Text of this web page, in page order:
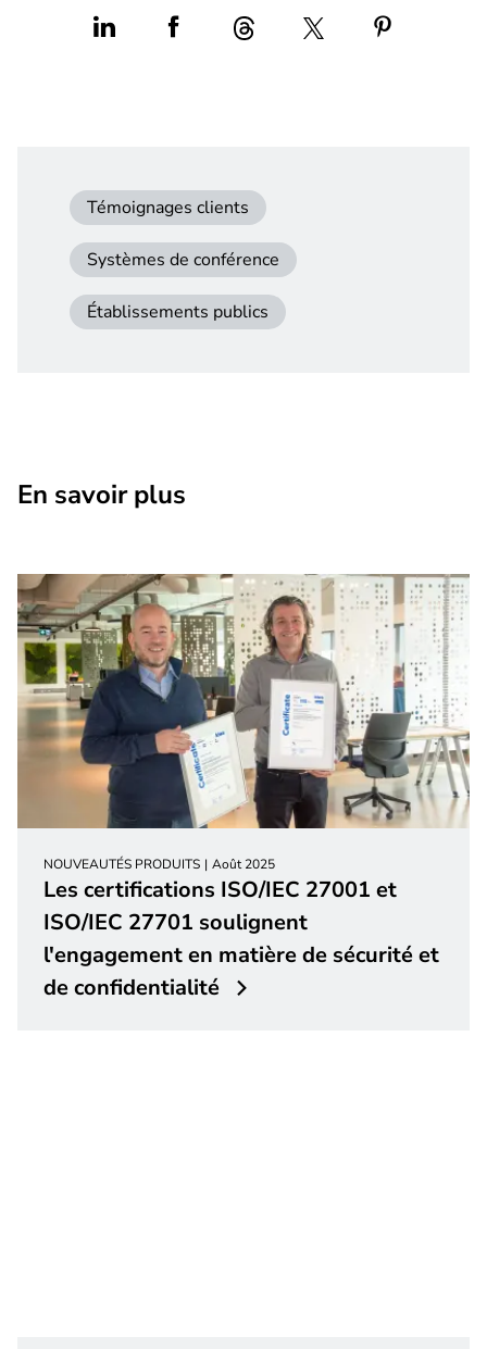
Témoignages clients
Systèmes de conférence
Établissements publics
En savoir plus
NOUVEAUTÉS PRODUITS Août 2025
Les certifications ISO/IEC 27001 et
ISO/IEC 27701 soulignent
l'engagement en matière de sécurité et
de confidentialité